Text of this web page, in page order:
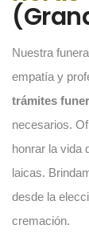
Nuestra
empatía y
trámites
necesarios.
honrar la vida
laicas.
desde la
cremación.